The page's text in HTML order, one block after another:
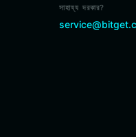
সাহায্য দরকার?